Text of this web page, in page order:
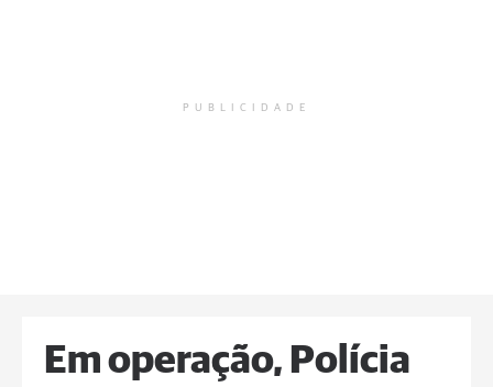
PUBLICIDADE
Em operação, Polícia